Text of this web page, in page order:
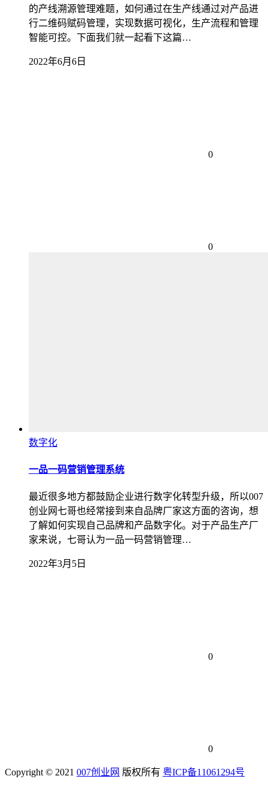
的产线溯源管理难题，如何通过在生产线通过对产品进
行二维码赋码管理，实现数据可视化，生产流程和管理
智能可控。下面我们就一起看下这篇…
2022年6月6日
0
0
数字化
一品一码营销管理系统
最近很多地方都鼓励企业进行数字化转型升级，所以007
创业网七哥也经常接到来自品牌厂家这方面的咨询，想
了解如何实现自己品牌和产品数字化。对于产品生产厂
家来说，七哥认为一品一码营销管理…
2022年3月5日
0
0
Copyright © 2021 007创业网 版权所有 粤ICP备11061294号